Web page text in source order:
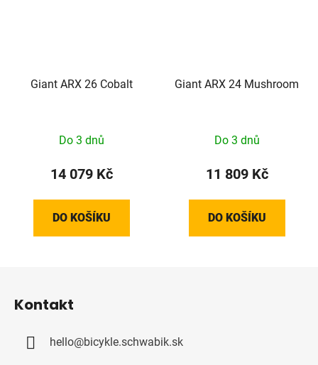
Giant ARX 26 Cobalt
Do 3 dnů
14 079 Kč
DO KOŠÍKU
Giant ARX 24 Mushroom
Do 3 dnů
11 809 Kč
DO KOŠÍKU
Kontakt
hello@bicykle.schwabik.sk